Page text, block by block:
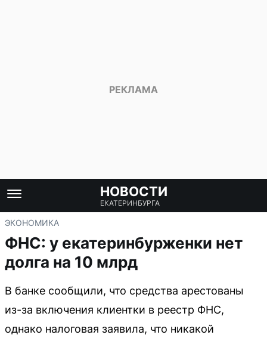
НОВОСТИ
ЕКАТЕРИНБУРГА
ЭКОНОМИКА
ФНС: у екатеринбурженки нет
долга на 10 млрд
В банке сообщили, что средства арестованы
из-за включения клиентки в реестр ФНС,
однако налоговая заявила, что никакой